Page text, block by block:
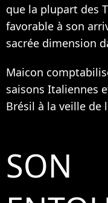
que la plupart des
favorable à son
sacrée dimension
Maicon
saisons Italiennes
Brésil à la veille de
SON